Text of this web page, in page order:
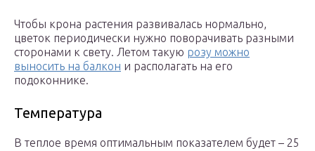
Чтобы крона растения развивалась нормально,
цветок периодически нужно поворачивать разными
сторонами к свету. Летом такую розу можно
выносить на балкон и располагать на его
подоконнике.
Температура
В теплое время оптимальным показателем будет – 25